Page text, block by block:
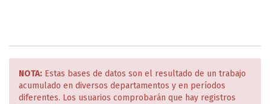
NOTA: Estas bases de datos son el resultado de un trabajo
acumulado en diversos departamentos y en períodos
diferentes. Los usuarios comprobarán que hay registros